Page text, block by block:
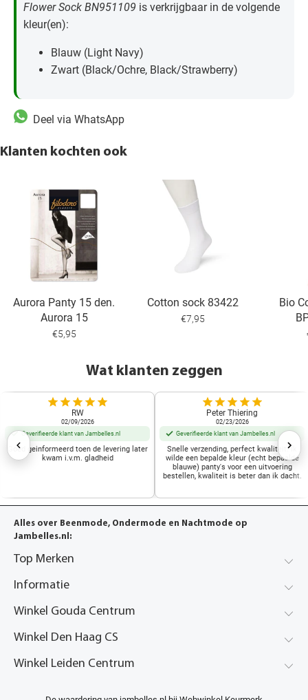
Flower Sock BN951109 is verkrijgbaar in de volgende
kleur(en):
Blauw (Light Navy)
Zwart (Black/Ochre, Black/Strawberry)
Deel via WhatsApp
Klanten kochten ook
Aurora Panty 15 den.
Aurora 15
€5,95
Cotton sock 83422
€7,95
Bio
Wat klanten zeggen
RW
02/09/2026
Geverifieerde klant van Jambelles.nl
Goed geinformeerd toen de levering later
kwam i.v.m. gladheid
Peter Thiering
02/23/2026
Geverifieerde klant van Jambelles.nl
Snelle verzending, perfect kwaliteit. Ik
wilde een bepalde kleur (echt bepaalde
blauwe) panty's voor een uitvoering
bestellen, kwaliteit is beter dan ik dacht.
Alles over Beenmode, Ondermode en Nachtmode op
Jambelles.nl:
Top Merken
Informatie
Winkel Gouda Centrum
Winkel Den Haag CS
Winkel Leiden Centrum